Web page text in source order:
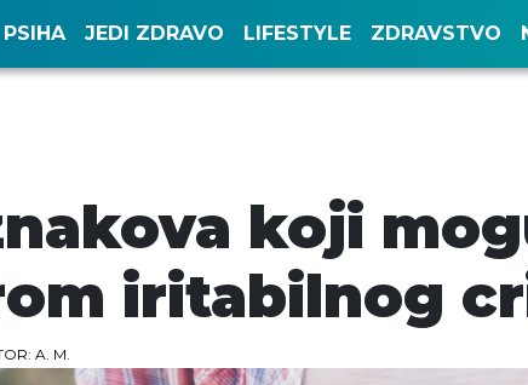
PSIHA JEDI ZDRAVO LIFESTYLE ZDRAVSTVO
koji
iritabilnog
A. M.